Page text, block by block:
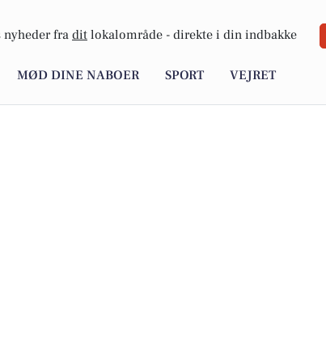
nyheder fra dit lokalområde - direkte i din indbakke
MØD DINE NABOER SPORT VEJRET